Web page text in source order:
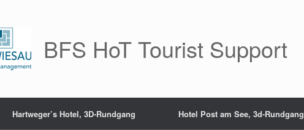
BFS HoT Tourist Support
Hartweger’s Hotel, 3D-Rundgang Hotel Post am See, 3d-Rundgang